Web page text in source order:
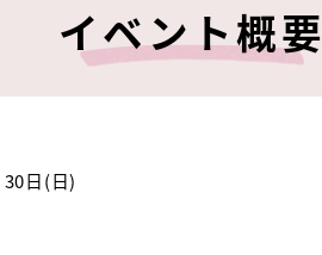
イベント概要
日(日)